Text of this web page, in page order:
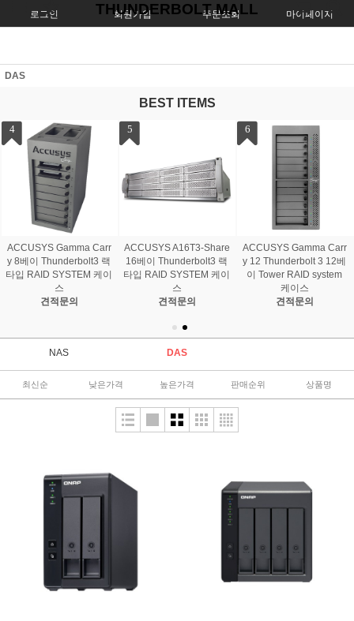
로그인 회원가입 주문조회 마이페이지
THUNDERBOLT MALL
DAS
BEST ITEMS
MAX
4
ACCUSYS Gamma Carr
y 8베이 Thunderbolt3 랙
타입 RAID SYSTEM 케이
ACCUSYS A16T3-Share
16베이 Thunderbolt3 랙
타입 RAID SYSTEM 케이
6
ACCUSYS
y 12
이 Tower RAID
NAS DAS
최신순 낮은가격 높은가격 판매순위 상품명